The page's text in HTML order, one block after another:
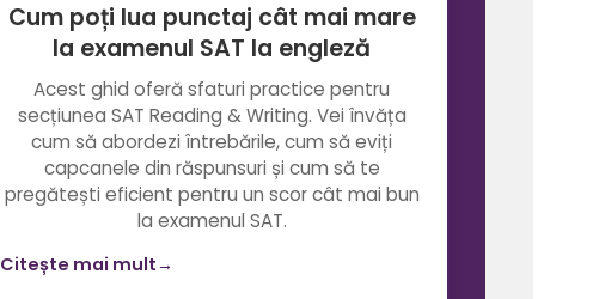
Cum poți lua punctaj cât mai mare
la examenul SAT la engleză
Acest ghid oferă sfaturi practice pentru
secțiunea SAT Reading & Writing. Vei învăța
cum să abordezi întrebările, cum să eviți
capcanele din răspunsuri și cum să te
pregătești eficient pentru un scor cât mai bun
la examenul SAT.
Citește mai mult→